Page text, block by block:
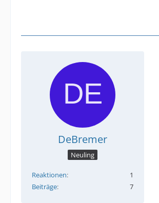
DeBremer
Neuling
Reaktionen
1
Beiträge
7